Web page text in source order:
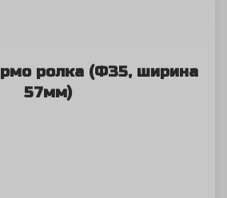
ролка (Ф35, ширина
57мм)